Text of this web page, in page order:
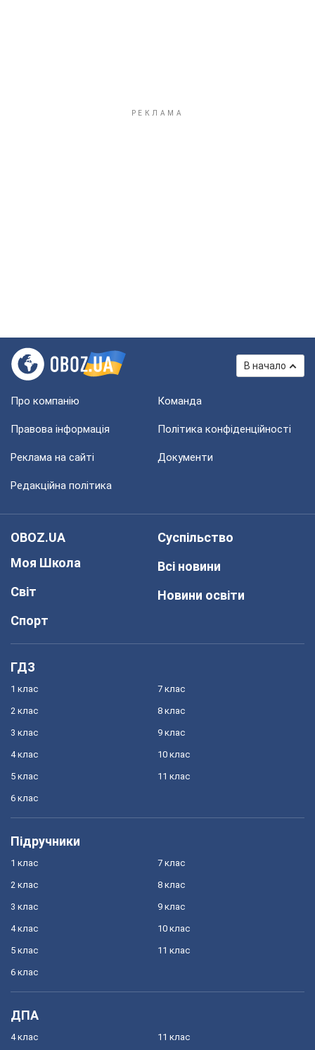
В начало
Про компанію Команда
Правова інформація Політика конфіденційності
Реклама на сайті Документи
Редакційна політика
OBOZ.UA
Моя Школа
Світ
Спорт
Суспільство
Всі новини
Новини освіти
ГДЗ
1 клас
2 клас
3 клас
4 клас
5 клас
6 клас
7 клас
8 клас
9 клас
10 клас
11 клас
Підручники
1 клас
2 клас
3 клас
4 клас
5 клас
6 клас
7 клас
8 клас
9 клас
10 клас
11 клас
ДПА
4 клас 11 клас